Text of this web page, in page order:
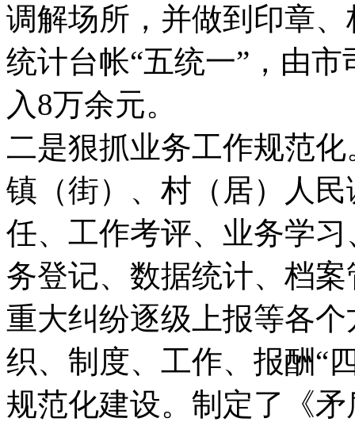
调解场所，并做到印章
统计台帐“五统一”，由
入8万余元。
二是狠抓业务工作规范
镇（街）、村（居）人
任、工作考评、业务学
务登记、数据统计、档
重大纠纷逐级上报等各个
织、制度、工作、报酬“
规范化建设。制定了《